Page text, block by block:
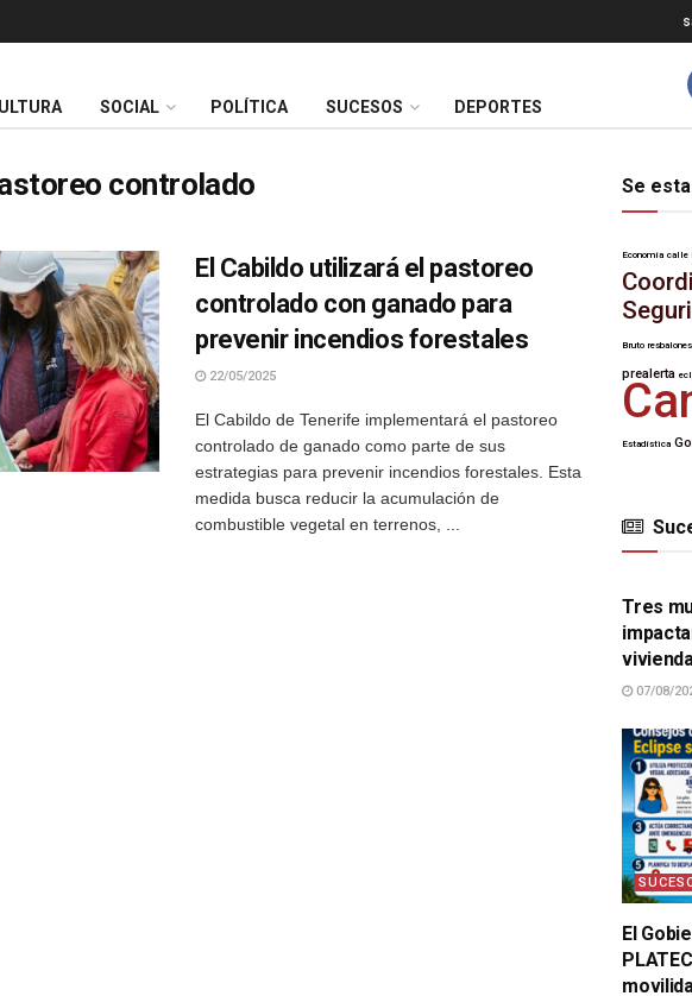
SOCIAL POLÍTICA SUCESOS DEPORTES
controlado
El Cabildo utilizará el pastoreo
controlado con ganado para
prevenir incendios forestales
22/05/2025
El Cabildo de Tenerife implementará el pastoreo
controlado de ganado como parte de sus
estrategias para prevenir incendios forestales. Esta
medida busca reducir la acumulación de
combustible vegetal en terrenos, ...
Se
Economía calle
Bruto
prealerta
Estadística
Tres
07/08/
El